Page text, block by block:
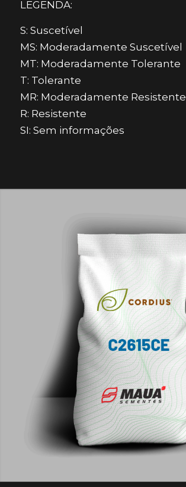
LEGENDA:
S: Suscetível
MS: Moderadamente Suscetível
MT: Moderadamente Tolerante
T: Tolerante
MR: Moderadamente Resistente
R: Resistente
SI: Sem informações